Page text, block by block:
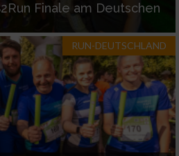
Finale am Deutschen
RUN-DEUTSCHLAND